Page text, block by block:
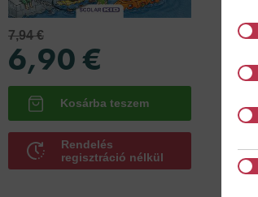
7,94 €
6,90 €
Rendelés
regisztráció nélkül